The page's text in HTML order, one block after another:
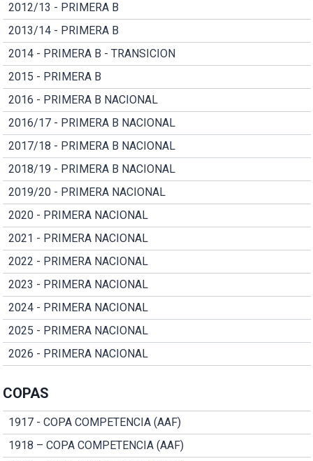
2012/13 - PRIMERA B
2013/14 - PRIMERA B
2014 - PRIMERA B - TRANSICION
2015 - PRIMERA B
2016 - PRIMERA B NACIONAL
2016/17 - PRIMERA B NACIONAL
2017/18 - PRIMERA B NACIONAL
2018/19 - PRIMERA B NACIONAL
2019/20 - PRIMERA NACIONAL
2020 - PRIMERA NACIONAL
2021 - PRIMERA NACIONAL
2022 - PRIMERA NACIONAL
2023 - PRIMERA NACIONAL
2024 - PRIMERA NACIONAL
2025 - PRIMERA NACIONAL
2026 - PRIMERA NACIONAL
COPAS
1917 - COPA COMPETENCIA (AAF)
1918 – COPA COMPETENCIA (AAF)